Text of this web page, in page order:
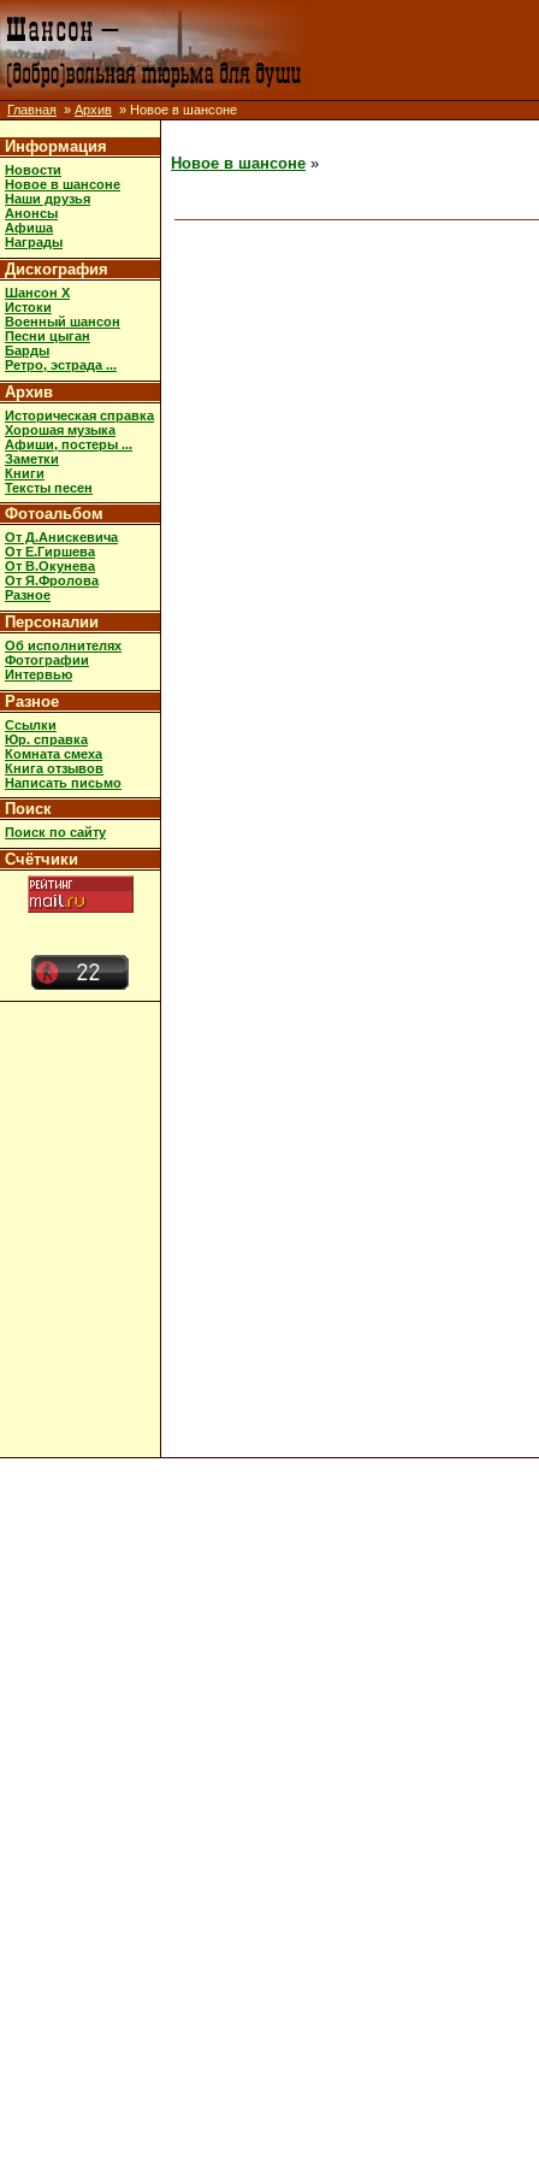
Главная » Архив » Новое в шансоне
Информация
Новости
Новое в шансоне
Наши друзья
Анонсы
Афиша
Награды
Дискография
Шансон X
Истоки
Военный шансон
Песни цыган
Барды
Ретро, эстрада ...
Архив
Историческая справка
Хорошая музыка
Афиши, постеры ...
Заметки
Книги
Тексты песен
Фотоальбом
От Д.Анискевича
От Е.Гиршева
От В.Окунева
От Я.Фролова
Разное
Персоналии
Об исполнителях
Фотографии
Интервью
Разное
Ссылки
Юр. справка
Комната смеха
Книга отзывов
Написать письмо
Поиск
Поиск по сайту
Счётчики
Новое в шансоне »